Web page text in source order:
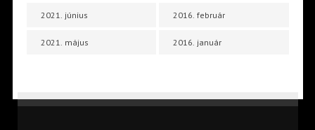
2021. június
2021. május
2016. február
2016. január